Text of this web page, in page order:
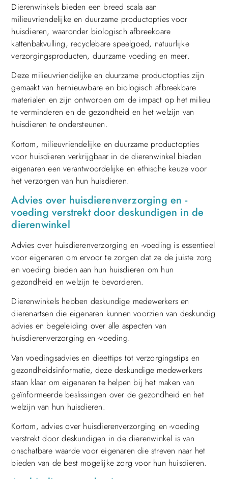
Dierenwinkels bieden een breed scala aan
milieuvriendelijke en duurzame productopties voor
huisdieren, waaronder biologisch afbreekbare
kattenbakvulling, recyclebare speelgoed, natuurlijke
verzorgingsproducten, duurzame voeding en meer.
Deze milieuvriendelijke en duurzame productopties zijn
gemaakt van hernieuwbare en biologisch afbreekbare
materialen en zijn ontworpen om de impact op het milieu
te verminderen en de gezondheid en het welzijn van
huisdieren te ondersteunen.
Kortom, milieuvriendelijke en duurzame productopties
voor huisdieren verkrijgbaar in de dierenwinkel bieden
eigenaren een verantwoordelijke en ethische keuze voor
het verzorgen van hun huisdieren.
Advies over huisdierenverzorging en -
voeding verstrekt door deskundigen in de
dierenwinkel
Advies over huisdierenverzorging en -voeding is essentieel
voor eigenaren om ervoor te zorgen dat ze de juiste zorg
en voeding bieden aan hun huisdieren om hun
gezondheid en welzijn te bevorderen.
Dierenwinkels hebben deskundige medewerkers en
dierenartsen die eigenaren kunnen voorzien van deskundig
advies en begeleiding over alle aspecten van
huisdierenverzorging en -voeding.
Van voedingsadvies en dieettips tot verzorgingstips en
gezondheidsinformatie, deze deskundige medewerkers
staan klaar om eigenaren te helpen bij het maken van
geïnformeerde beslissingen over de gezondheid en het
welzijn van hun huisdieren.
Kortom, advies over huisdierenverzorging en -voeding
verstrekt door deskundigen in de dierenwinkel is van
onschatbare waarde voor eigenaren die streven naar het
bieden van de best mogelijke zorg voor hun huisdieren.